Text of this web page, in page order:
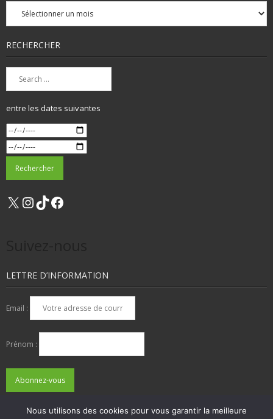
mensuelles
RECHERCHER
entre les dates suivantes
X Instagram
TikTok
LETTRE D’INFORMATION
Email :
Prénom :
Nous utilisons des cookies pour vous garantir la meilleure